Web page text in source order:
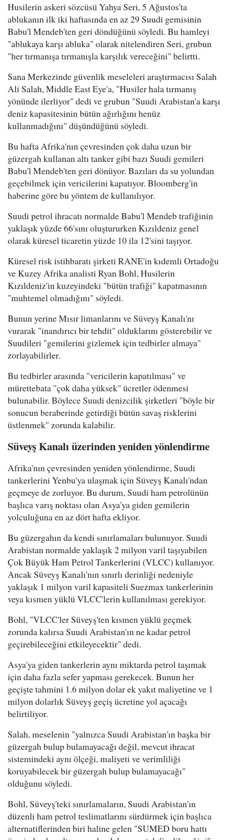
Husilerin askeri sözcüsü Yahya Seri, 5 Ağustos'ta
ablukanın ilk iki haftasında en az 29 Suudi gemisinin
Babu'l Mendeb'ten geri döndüğünü söyledi. Bu hamleyi
"ablukaya karşı abluka" olarak nitelendiren Seri, grubun
"her tırmanışa tırmanışla karşılık vereceğini" belirtti.
Sana Merkezinde güvenlik meseleleri araştırmacısı Salah
Ali Salah, Middle East Eye'a, "Husiler hala tırmanış
yönünde ilerliyor" dedi ve grubun "Suudi Arabistan'a karşı
deniz kapasitesinin bütün ağırlığını henüz
kullanmadığını" düşündüğünü söyledi.
Bu hafta Afrika'nın çevresinden çok daha uzun bir
güzergah kullanan altı tanker gibi bazı Suudi gemileri
Babu'l Mendeb'ten geri dönüyor. Bazıları da su yolundan
geçebilmek için vericilerini kapatıyor. Bloomberg'in
haberine göre bu yöntem de kullanılıyor.
Suudi petrol ihracatı normalde Babu'l Mendeb trafiğinin
yaklaşık yüzde 66'sını oluştururken Kızıldeniz genel
olarak küresel ticaretin yüzde 10 ila 12'sini taşıyor.
Küresel risk istihbaratı şirketi RANE'in kıdemli Ortadoğu
ve Kuzey Afrika analisti Ryan Bohl, Husilerin
Kızıldeniz'in kuzeyindeki "bütün trafiği" kapatmasının
"muhtemel olmadığını" söyledi.
Bunun yerine Mısır limanlarını ve Süveyş Kanalı'nı
vurarak "inandırıcı bir tehdit" olduklarını gösterebilir ve
Suudileri "gemilerini gizlemek için tedbirler almaya"
zorlayabilirler.
Bu tedbirler arasında "vericilerin kapatılması" ve
mürettebata "çok daha yüksek" ücretler ödenmesi
bulunabilir. Böylece Suudi denizcilik şirketleri "böyle bir
sonucun beraberinde getirdiği bütün savaş risklerini
üstlenmek" zorunda kalabilir.
Süveyş Kanalı üzerinden yeniden yönlendirme
Afrika'nın çevresinden yeniden yönlendirme, Suudi
tankerlerini Yenbu'ya ulaşmak için Süveyş Kanalı'ndan
geçmeye de zorluyor. Bu durum, Suudi ham petrolünün
başlıca varış noktası olan Asya'ya giden gemilerin
yolculuğuna en az dört hafta ekliyor.
Bu güzergahın da kendi sınırlamaları bulunuyor. Suudi
Arabistan normalde yaklaşık 2 milyon varil taşıyabilen
Çok Büyük Ham Petrol Tankerlerini (VLCC) kullanıyor.
Ancak Süveyş Kanalı'nın sınırlı derinliği nedeniyle
yaklaşık 1 milyon varil kapasiteli Suezmax tankerlerinin
veya kısmen yüklü VLCC'lerin kullanılması gerekiyor.
Bohl, "VLCC'ler Süveyş'ten kısmen yüklü geçmek
zorunda kalırsa Suudi Arabistan'ın ne kadar petrol
geçirebileceğini etkileyecektir" dedi.
Asya'ya giden tankerlerin aynı miktarda petrol taşımak
için daha fazla sefer yapması gerekecek. Bunun her
geçişte tahmini 1.6 milyon dolar ek yakıt maliyetine ve 1
milyon dolarlık Süveyş geçiş ücretine yol açacağı
belirtiliyor.
Salah, meselenin "yalnızca Suudi Arabistan'ın başka bir
güzergah bulup bulamayacağı değil, mevcut ihracat
sistemindeki aynı ölçeği, maliyeti ve verimliliği
koruyabilecek bir güzergah bulup bulamayacağı"
olduğunu söyledi.
Bohl, Süveyş'teki sınırlamaların, Suudi Arabistan'ın
düzenli ham petrol teslimatlarını sürdürmek için başlıca
alternatiflerinden biri haline gelen "SUMED boru hattı